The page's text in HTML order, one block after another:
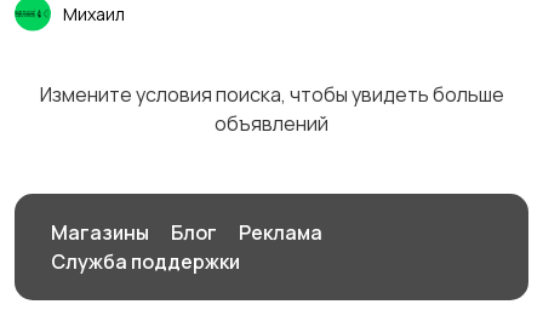
Михаил
Измените условия поиска, чтобы увидеть больше
объявлений
Магазины Блог
Реклама
Служба поддержки